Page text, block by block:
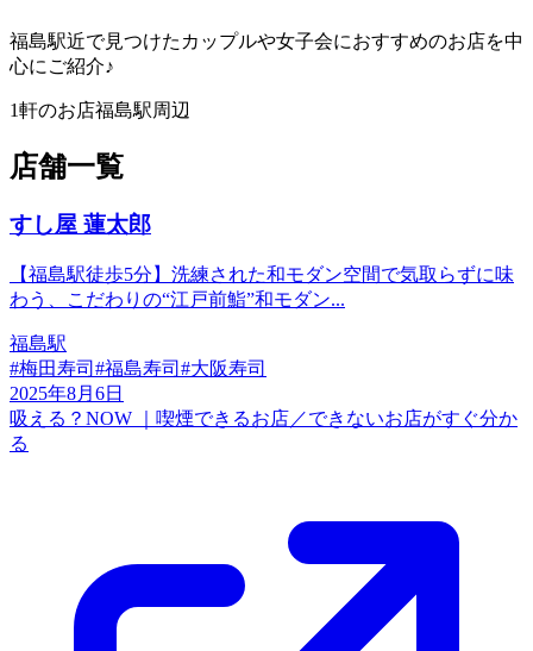
福島駅近で見つけたカップルや女子会におすすめのお店を中
心にご紹介♪
1軒のお店福島駅周辺
店舗一覧
すし屋 蓮太郎
【福島駅徒歩5分】洗練された和モダン空間で気取らずに味
わう、こだわりの“江戸前鮨”和モダン...
福島駅
#梅田寿司 #福島寿司 #大阪寿司
2025年8月6日
吸える？NOW ｜喫煙できるお店／できないお店がすぐ分か
る